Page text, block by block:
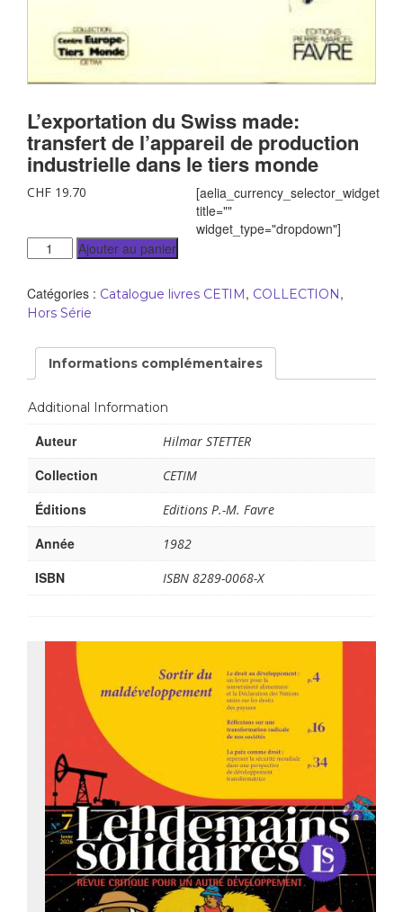
L’exportation du Swiss made:
transfert de l’appareil de production
industrielle dans le tiers monde
[aelia_currency_selector_widget
title=""
widget_type="dropdown"]
CHF 19.70
Ajouter au panier
Catégories : Catalogue livres CETIM, COLLECTION,
Hors Série
Informations complémentaires
Additional Information
Auteur Hilmar STETTER
Collection CETIM
Éditions Editions P.-M. Favre
Année 1982
ISBN ISBN 8289-0068-X